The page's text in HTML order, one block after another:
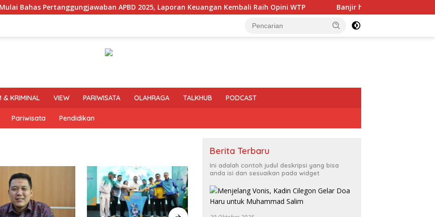
APBD 2025, Laporan Keuangan Kembali Raih Opini WTP Banjir hingga PJU Harus Jadi Prioritas,
& KRIMINAL VIEW PARIWISATA OLAHRAGA TALKHUB PODCAST
Pariwisata Pendidikan
Berita Terbaru
Ini adalah contoh judul deskripsi yang bisa
anda isi dan sesuaikan pada widget